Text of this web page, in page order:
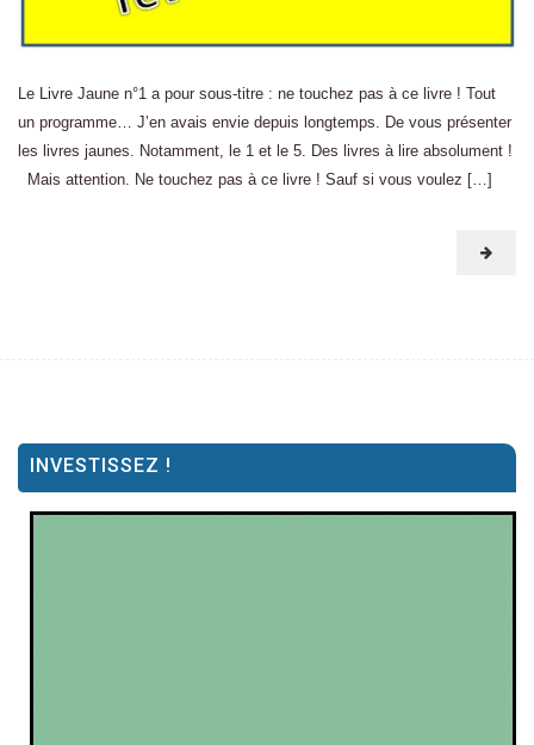
Le Livre Jaune n°1 a pour sous-titre : ne touchez pas à ce livre ! Tout
un programme… J’en avais envie depuis longtemps. De vous présenter
les livres jaunes. Notamment, le 1 et le 5. Des livres à lire absolument !
Mais attention. Ne touchez pas à ce livre ! Sauf si vous voulez […]
INVESTISSEZ !